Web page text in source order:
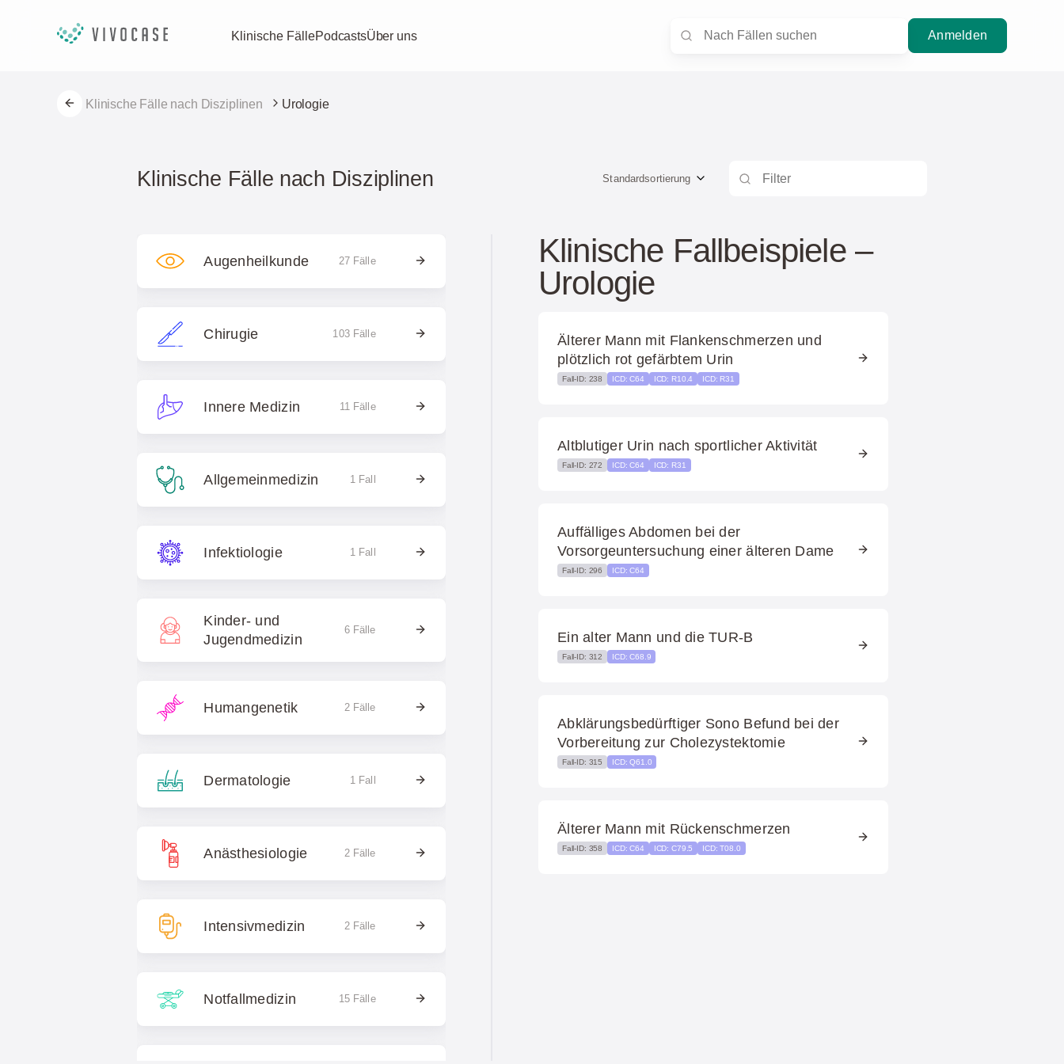
Klinische FällePodcastsÜber uns Anmelden
Klinische Fälle nach Disziplinen Urologie
Klinische Fälle nach Disziplinen Standardsortierung
Augenheilkunde 27 Fälle
Chirugie 103 Fälle
Innere Medizin 11 Fälle
Allgemeinmedizin 1 Fall
Infektiologie 1 Fall
Kinder- und
Jugendmedizin
6 Fälle
Humangenetik 2 Fälle
Dermatologie 1 Fall
Anästhesiologie 2 Fälle
Intensivmedizin 2 Fälle
Notfallmedizin 15 Fälle
Klinische Fallbeispiele –
Urologie
Älterer Mann mit Flankenschmerzen und
plötzlich rot gefärbtem Urin
Fall-ID: 238 ICD: C64 ICD: R10.4 ICD: R31
Altblutiger Urin nach sportlicher Aktivität
Fall-ID: 272 ICD: C64 ICD: R31
Auffälliges Abdomen bei der
Vorsorgeuntersuchung einer älteren Dame
Fall-ID: 296 ICD: C64
Ein alter Mann und die TUR-B
Fall-ID: 312 ICD: C68.9
Abklärungsbedürftiger Sono Befund bei der
Vorbereitung zur Cholezystektomie
Fall-ID: 315 ICD: Q61.0
Älterer Mann mit Rückenschmerzen
Fall-ID: 358 ICD: C64 ICD: C79.5 ICD: T08.0